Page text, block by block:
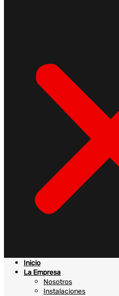
Inicio
La Empresa
Nosotros
Instalaciones